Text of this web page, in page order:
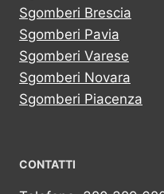
Sgomberi Brescia
Sgomberi Pavia
Sgomberi Varese
Sgomberi Novara
Sgomberi Piacenza
CONTATTI